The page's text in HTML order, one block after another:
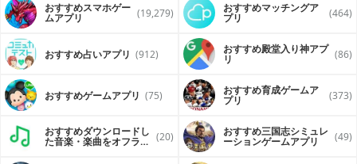
おすすめスマホゲー
ムアプリ (19,279) おすすめマッチングア
プリ (464)
おすすめ占いアプリ (912) おすすめ殿堂入り神アプ
リ (86)
おすすめゲームアプリ (75) おすすめ育成ゲームア
プリ (373)
おすすめダウンロードし
た音楽・楽曲をオフライ (20) おすすめ三国志シミュレ
ーションゲームアプリ (49)